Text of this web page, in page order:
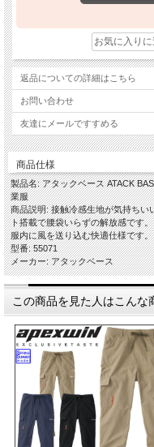
返品についての詳細はこちら
お問い合わせ
友達にメールですすめる
商品仕様
製品名: アタックベース ATACK
業服
商品説明: 接触冷感生地が気持ちい
ト搭載で腰袋いらずの解放感です
服内に風を送り込む快適仕様です。
型番: 55071
メーカー: アタックベース
この商品を見た人はこんな